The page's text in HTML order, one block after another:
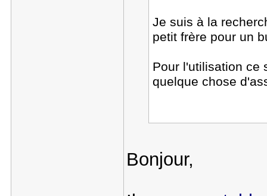
Je suis à la
petit frère pour un
Pour l'utilisation ce
quelque chose
Bonjour,